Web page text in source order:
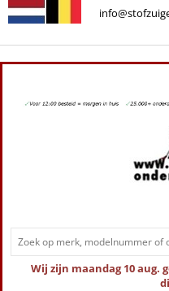
Wij zijn maandag 10 aug.